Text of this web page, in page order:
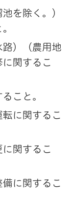
を除く。）
）（農用地
関するこ
こと。
に関するこ
関するこ
に関するこ